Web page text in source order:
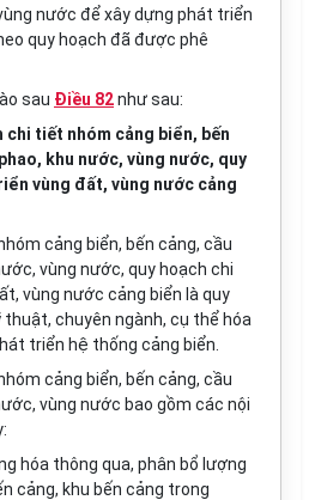
nước để xây dựng phát triển
quy hoạch đã được phê
sau Điều 82như sau:
chi tiết nhóm cảng biển, bến
khu nước, vùng nước, quy
vùng đất, vùng nước cảng
cảng biển, bến cảng, cầu
vùng nước, quy hoạch chi
vùng nước cảng biển là quy
chuyên ngành, cụ thể hóa
triển hệ thống cảng biển.
cảng biển, bến cảng, cầu
vùng nước bao gồm các nội
hóa thông qua, phân bổ lượng
cảng, khu bến cảng trong